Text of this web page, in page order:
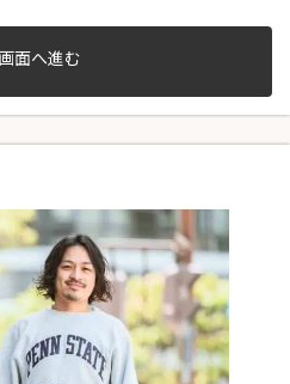
面へ進む